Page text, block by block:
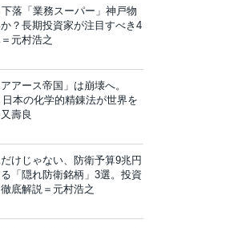
落「業務スーパー」神戸物
？長期投資家が注目すべき4
元村浩之
アース帝国」は崩壊へ。
日本の化学的精錬法が世界を
壽良
けじゃない、防衛予算9兆円
「隠れ防衛銘柄」3選。投資
底解説＝元村浩之